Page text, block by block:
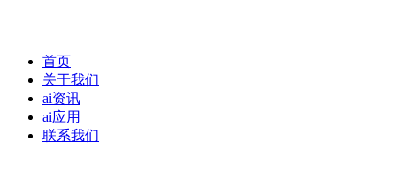
首页
关于我们
ai资讯
ai应用
联系我们